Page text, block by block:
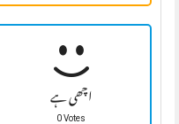
اچھی ہے
0 Votes